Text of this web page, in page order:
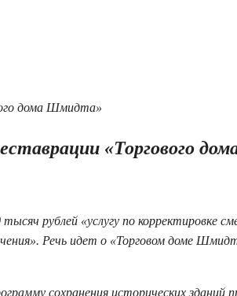
«Торгового
рублей «услугу по корректировке
Речь идет о «Торговом доме
сохранения исторических зданий